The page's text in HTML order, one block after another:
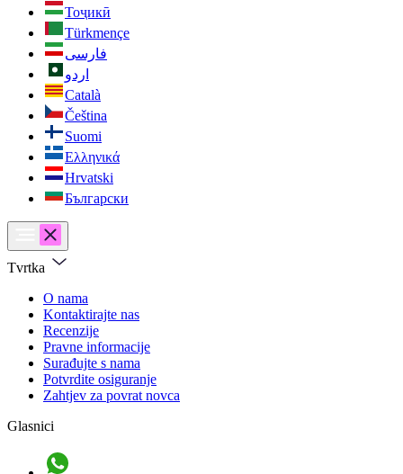
Тоҷикӣ
Türkmençe
فارسی
اردو
Català
Čeština
Suomi
Ελληνικά
Hrvatski
Български
Tvrtka
O nama
Kontaktirajte nas
Recenzije
Pravne informacije
Surađujte s nama
Potvrdite osiguranje
Zahtjev za povrat novca
Glasnici